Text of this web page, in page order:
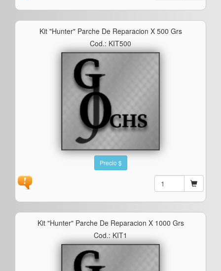
Kit "hunter" Parche De Reparacion X 500 Grs
Cod.: KIT500
Precio $
Kit "hunter" Parche De Reparacion X 1000 Grs
Cod.: KIT1